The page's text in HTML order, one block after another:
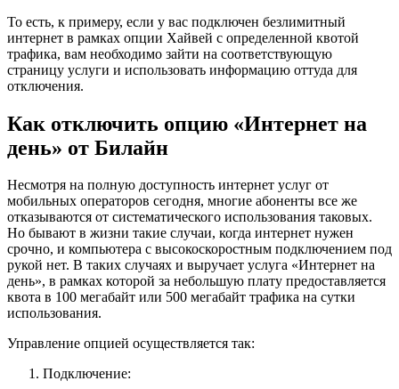
То есть, к примеру, если у вас подключен безлимитный
интернет в рамках опции Хайвей с определенной квотой
трафика, вам необходимо зайти на соответствующую
страницу услуги и использовать информацию оттуда для
отключения.
Как отключить опцию «Интернет на
день» от Билайн
Несмотря на полную доступность интернет услуг от
мобильных операторов сегодня, многие абоненты все же
отказываются от систематического использования таковых.
Но бывают в жизни такие случаи, когда интернет нужен
срочно, и компьютера с высокоскоростным подключением под
рукой нет. В таких случаях и выручает услуга «Интернет на
день», в рамках которой за небольшую плату предоставляется
квота в 100 мегабайт или 500 мегабайт трафика на сутки
использования.
Управление опцией осуществляется так:
Подключение: